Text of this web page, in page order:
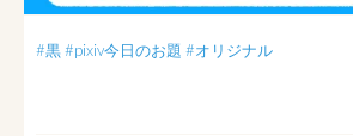
#黒#pixiv今日のお題 #オリジナル